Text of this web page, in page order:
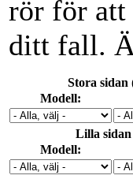
rör för att
ditt fall.
Stora sidan
Modell:
Lilla
Modell: